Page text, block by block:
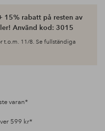
15% rabatt på resten av
Använd kod: 3015
t.o.m. 11/8. Se fullständiga
varan*
599 kr*